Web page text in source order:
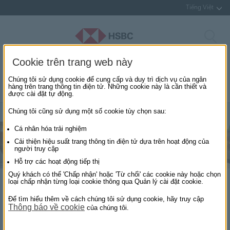
Tiếng Việt
Ưu đãi
mỗi ngày
Trả góp
0% lãi suất
Ưu đãi mỗi ngày
Giảm đến 40% ẩm thực, giải trí, mua sắm, du lịch, làm đẹp
Cookie trên trang web này
Chúng tôi sử dụng cookie để cung cấp và duy trì dịch vụ của ngân
hàng trên trang thông tin điện tử. Những cookie này là cần thiết và
được cài đặt tự động.
Chúng tôi cũng sử dụng một số cookie tùy chọn sau:
Cá nhân hóa trải nghiệm
Cải thiện hiệu suất trang thông tin điện tử dựa trên hoạt động của
người truy cập
Hỗ trợ các hoạt động tiếp thị
Quý khách có thể 'Chấp nhận' hoặc 'Từ chối' các cookie này hoặc chọn
loại chấp nhận từng loại cookie thông qua Quản lý cài đặt cookie.
Để tìm hiểu thêm về cách chúng tôi sử dụng cookie, hãy truy cập
Thông báo về cookie của chúng tôi.